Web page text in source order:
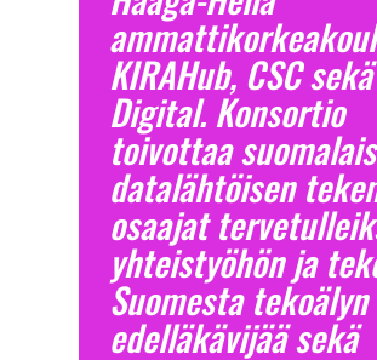
KIRAHub, CSC
Digital. Konsortio
toivottaa
datalähtöisen
osaajat
yhteistyöhön ja
Suomesta tekoälyn
edelläkävijää sekä